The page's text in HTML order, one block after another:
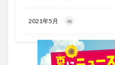
2021年5月 48